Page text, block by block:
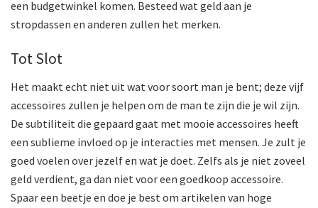
een budgetwinkel komen. Besteed wat geld aan je
stropdassen en anderen zullen het merken.
Tot Slot
Het maakt echt niet uit wat voor soort man je bent; deze vijf
accessoires zullen je helpen om de man te zijn die je wil zijn.
De subtiliteit die gepaard gaat met mooie accessoires heeft
een sublieme invloed op je interacties met mensen. Je zult je
goed voelen over jezelf en wat je doet. Zelfs als je niet zoveel
geld verdient, ga dan niet voor een goedkoop accessoire.
Spaar een beetje en doe je best om artikelen van hoge